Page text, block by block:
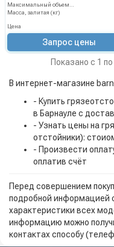
Масса, залитая (кг)
Цена
Запрос цены
Показано с 1
В интернет-магазине
- Купить
в Барнауле с
- Узнать цены на
отстойники):
- Произвести
оплатив счёт
Перед совершением
подробной информацией
характеристики всех
информацию можно
контактах способу